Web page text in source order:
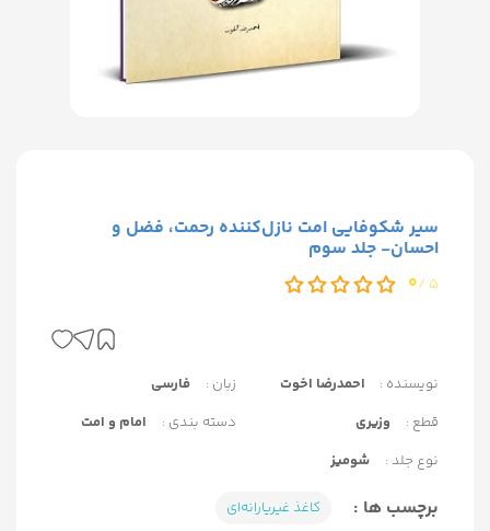
سیر شکوفایی امت نازل‌کننده رحمت، فضل و
احسان- جلد سوم
5 /
0
نویسنده :
احمدرضا اخوت
قطع :
وزیری
نوع جلد :
شومیز
زبان :
فارسی
دسته بندی :
امام و امت
برچسب ها : کاغذ غیریارانه‌ای